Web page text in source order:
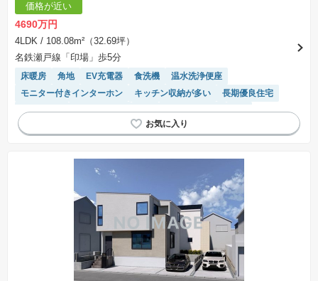
価格が近い
4690万円
4LDK / 108.08m²（32.69坪）
名鉄瀬戸線「印場」歩5分
床暖房 角地 EV充電器 食洗機
温水洗浄便座
モニター付きインターホン
キッチン収納が多い
長期優良住宅
浴室乾燥機
対面キッチン WIC トイレ2個以上
SIC
接面道路の幅が６m以上
陽当り良好
窓付き浴室